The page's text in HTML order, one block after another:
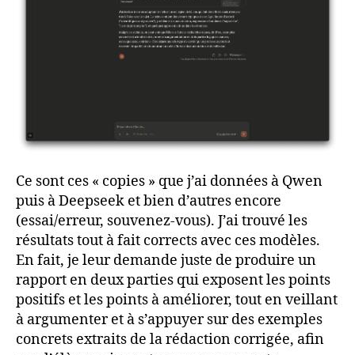
Ce sont ces « copies » que j’ai données à Qwen
puis à Deepseek et bien d’autres encore
(essai/erreur, souvenez-vous). J’ai trouvé les
résultats tout à fait corrects avec ces modèles.
En fait, je leur demande juste de produire un
rapport en deux parties qui exposent les points
positifs et les points à améliorer, tout en veillant
à argumenter et à s’appuyer sur des exemples
concrets extraits de la rédaction corrigée, afin